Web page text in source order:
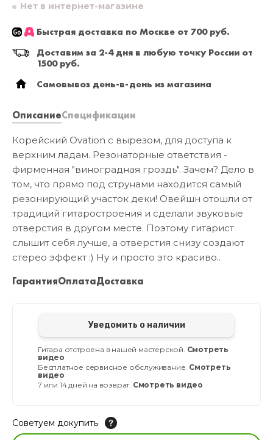
Нет в интернет-магазине
Быстрая доставка по Москве от 700 руб.
Доставим за 2-4 дня в любую точку России от
1500 руб.
Самовывоз день-в-день из магазина
ОписаниеСпецификации
Корейский Ovation с вырезом, для доступа к
верхним ладам. Резонаторные ответствия -
фирменная "виноградная гроздь". Зачем? Дело в
том, что прямо под струнами находится самый
резонирующий участок деки! Овейшн отошли от
традиций гитаростроения и сделали звуковые
отверстия в другом месте. Поэтому гитарист
слышит себя лучше, а отверстия снизу создают
стерео эффект :) Ну и просто это красиво..
ГарантияОплатаДоставка
Уведомить о наличии
Гитара отстроена в нашей мастерской. Смотреть
видео
Бесплатное сервисное обслуживание. Смотреть
видео
7 или 14 дней на возврат. Смотреть видео
Советуем докупить
Увлажнитель для музыкальных инструментов